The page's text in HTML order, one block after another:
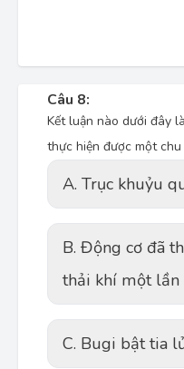
Câu 8:
Kết luận nào dưới đây
thực hiện được một
A. Trục khuỷu
B. Động cơ đã
thải khí một lần
C. Bugi bật tia